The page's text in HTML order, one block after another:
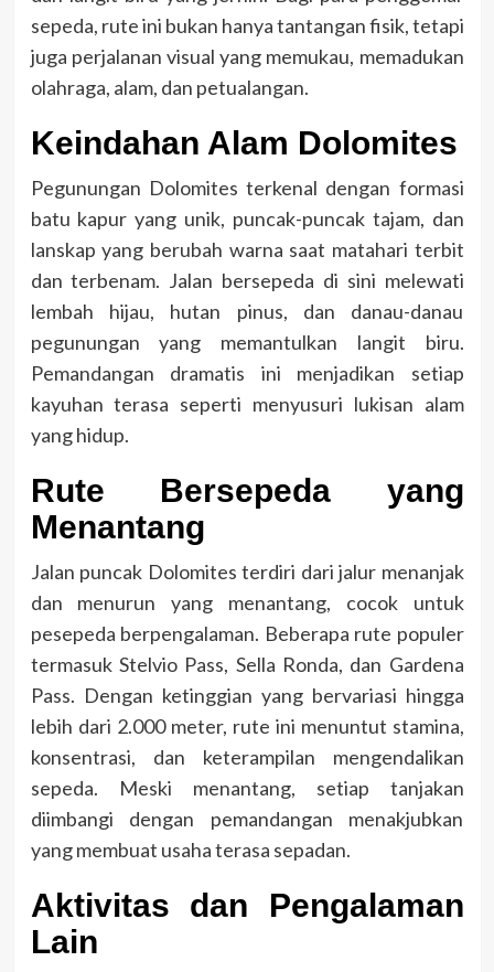
sepeda, rute ini bukan hanya tantangan fisik, tetapi
juga perjalanan visual yang memukau, memadukan
olahraga, alam, dan petualangan.
Keindahan Alam Dolomites
Pegunungan Dolomites terkenal dengan formasi
batu kapur yang unik, puncak-puncak tajam, dan
lanskap yang berubah warna saat matahari terbit
dan terbenam. Jalan bersepeda di sini melewati
lembah hijau, hutan pinus, dan danau-danau
pegunungan yang memantulkan langit biru.
Pemandangan dramatis ini menjadikan setiap
kayuhan terasa seperti menyusuri lukisan alam
yang hidup.
Rute Bersepeda yang
Menantang
Jalan puncak Dolomites terdiri dari jalur menanjak
dan menurun yang menantang, cocok untuk
pesepeda berpengalaman. Beberapa rute populer
termasuk Stelvio Pass, Sella Ronda, dan Gardena
Pass. Dengan ketinggian yang bervariasi hingga
lebih dari 2.000 meter, rute ini menuntut stamina,
konsentrasi, dan keterampilan mengendalikan
sepeda. Meski menantang, setiap tanjakan
diimbangi dengan pemandangan menakjubkan
yang membuat usaha terasa sepadan.
Aktivitas dan Pengalaman
Lain